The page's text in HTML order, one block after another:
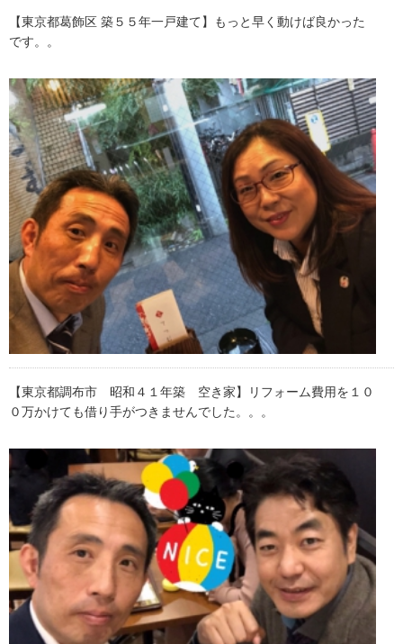
【東京都葛飾区 築５５年一戸建て】もっと早く動けば良かった
です。。
【東京都調布市 昭和４１年築 空き家】リフォーム費用を１０
０万かけても借り手がつきませんでした。。。